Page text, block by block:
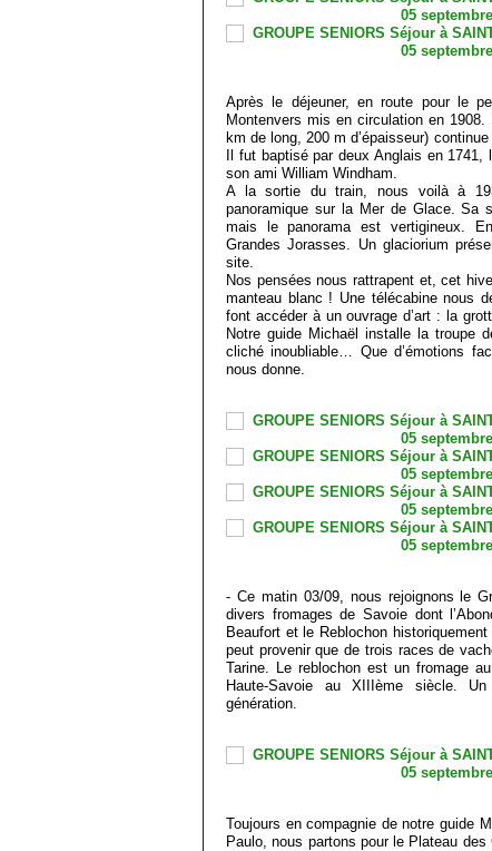
Après le déjeuner, en route pour le
Montenvers mis en circulation en
km de long, 200 m d’épaisseur)
Il fut baptisé par deux Anglais en
son ami William Windham.
A la sortie du train, nous voilà à
panoramique sur la Mer de Glace. Sa
mais le panorama est vertigineux.
Grandes Jorasses. Un glaciorium
site.
Nos pensées nous rattrapent et, cet
manteau blanc ! Une télécabine nous
font accéder à un ouvrage d’art : la
Notre guide Michaël installe la troupe
cliché inoubliable… Que d’émotions
nous donne.
- Ce matin 03/09, nous rejoignons le
divers fromages de Savoie dont
Beaufort et le Reblochon
peut provenir que de trois races de
Tarine. Le reblochon est un fromage
Haute-Savoie au XIIIème siècle.
génération.
Toujours en compagnie de notre guide
Paulo, nous partons pour le Plateau